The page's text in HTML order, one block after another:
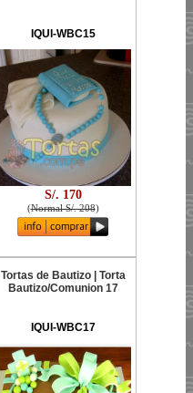
IQUI-WBC15
S/. 170
(Normal S/. 208)
Tortas de Bautizo | Torta
Bautizo/Comunion 17
IQUI-WBC17